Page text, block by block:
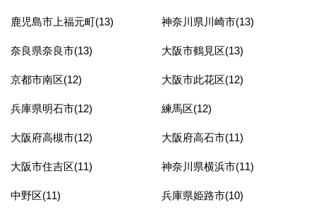
鹿児島市上福元町(13) 神奈川県川崎市(13)
奈良県奈良市(13) 大阪市鶴見区(13)
京都市南区(12) 大阪市此花区(12)
兵庫県明石市(12) 練馬区(12)
大阪府高槻市(12) 大阪府高石市(11)
大阪市住吉区(11) 神奈川県横浜市(11)
中野区(11) 兵庫県姫路市(10)